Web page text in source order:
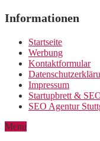
Informationen
Startseite
Werbung
Kontaktformular
Impressum
Startupbrett &
SEO Agentur
Menu